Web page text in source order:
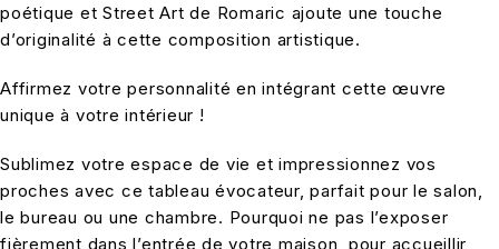
poétique et Street Art de Romaric ajoute une touche
d’originalité à cette composition artistique.
Affirmez votre personnalité en intégrant cette œuvre
unique à votre intérieur !
Sublimez votre espace de vie et impressionnez vos
proches avec ce tableau évocateur, parfait pour le salon,
le bureau ou une chambre. Pourquoi ne pas l’exposer
fièrement dans l’entrée de votre maison, pour accueillir